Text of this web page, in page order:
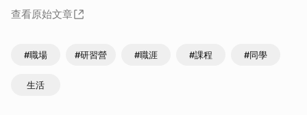
查看原始文章
#職場 #研習營 #職涯 #課程 #同學
生活